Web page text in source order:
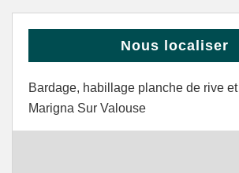
Nous localiser
Bardage, habillage planche de rive
Marigna Sur Valouse